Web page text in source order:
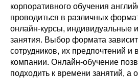
корпоративного обучения
проводиться в различных
онлайн-курсы, индивидуальные
занятия. Выбор формата
сотрудников, их предпочтений
компании. Онлайн-обучение
подходить к времени занятий, а